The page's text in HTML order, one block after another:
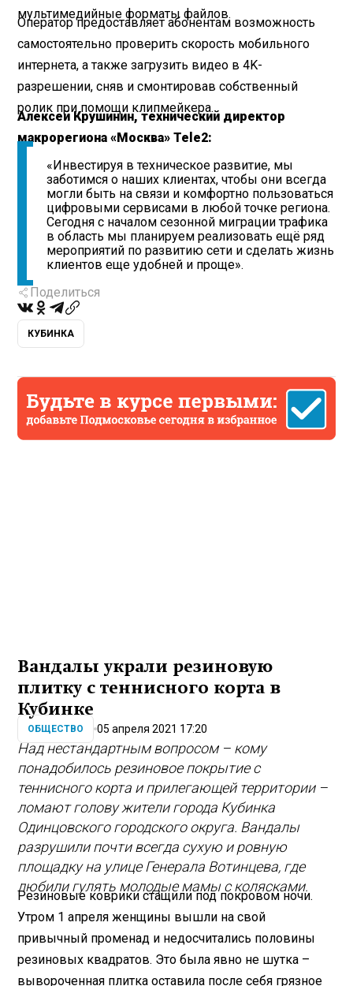
мультимедийные форматы файлов.
Оператор предоставляет абонентам возможность
самостоятельно проверить скорость мобильного
интернета, а также загрузить видео в 4K-
разрешении, сняв и смонтировав собственный
ролик при помощи клипмейкера.
Алексей Крушинин, технический директор
макрорегиона «Москва» Tele2:
«Инвестируя в техническое развитие, мы
заботимся о наших клиентах, чтобы они всегда
могли быть на связи и комфортно пользоваться
цифровыми сервисами в любой точке региона.
Сегодня с началом сезонной миграции трафика
в область мы планируем реализовать ещё ряд
мероприятий по развитию сети и сделать жизнь
клиентов еще удобней и проще».
Поделиться
КУБИНКА
Вандалы украли резиновую
плитку с теннисного корта в
Кубинке
ОБЩЕСТВО 05 апреля 2021 17:20
Над нестандартным вопросом – кому
понадобилось резиновое покрытие с
теннисного корта и прилегающей территории –
ломают голову жители города Кубинка
Одинцовского городского округа. Вандалы
разрушили почти всегда сухую и ровную
площадку на улице Генерала Вотинцева, где
любили гулять молодые мамы с колясками.
Резиновые коврики стащили под покровом ночи.
Утром 1 апреля женщины вышли на свой
привычный променад и недосчитались половины
резиновых квадратов. Это была явно не шутка –
вывороченная плитка оставила после себя грязное